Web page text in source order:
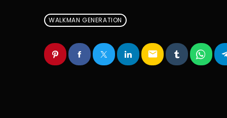
WALKMAN GENERATION
email